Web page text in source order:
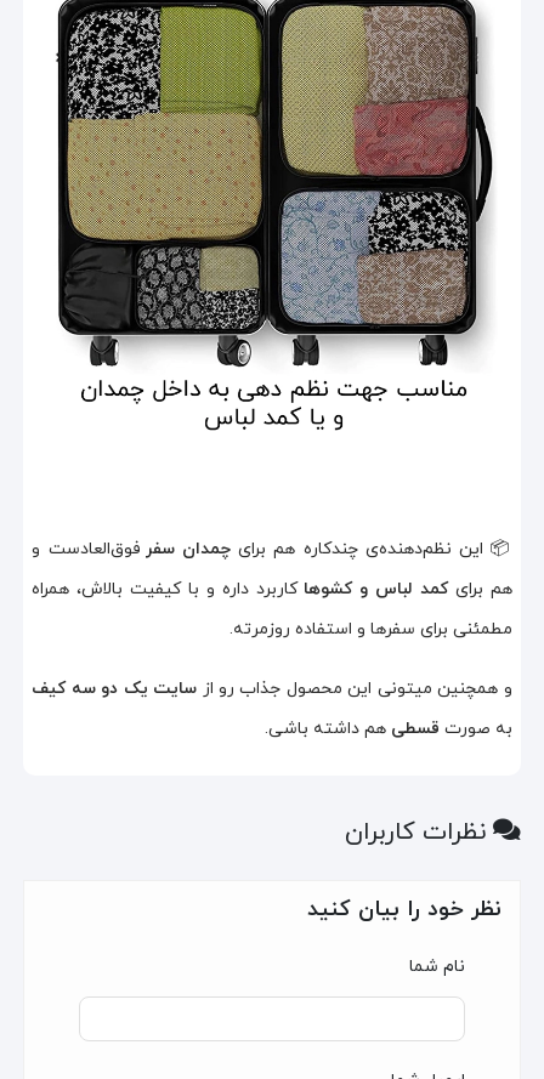
📦 این نظم‌دهنده‌ی چندکاره هم برایچمدان سفر فوق‌العادست و
هم برایکمد لباس و کشوها کاربرد داره و با کیفیت بالاش، همراه
مطمئنی برای سفرها و استفاده روزمرته.
و همچنین میتونی این محصول جذاب رو از سایت یک دو سه کیف
به صورت قسطی هم داشته باشی.
نظرات کاربران
نظر خود را بیان کنید
نام شما